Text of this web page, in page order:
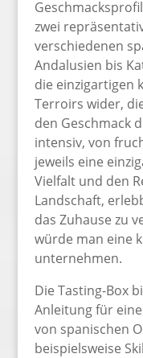
zwei
verschiedenen
Andalusien bis
die einzigartigen
Terroirs wider,
den Geschmack
intensiv, von
jeweils eine
Vielfalt und den
Landschaft,
das Zuhause zu
würde man eine
unternehmen.
Die Tasting-Box
Anleitung für
von spanischen
beispielsweise